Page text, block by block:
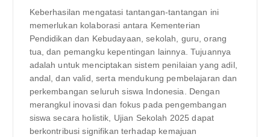
Keberhasilan mengatasi tantangan-tantangan ini
memerlukan kolaborasi antara Kementerian
Pendidikan dan Kebudayaan, sekolah, guru, orang
tua, dan pemangku kepentingan lainnya. Tujuannya
adalah untuk menciptakan sistem penilaian yang adil,
andal, dan valid, serta mendukung pembelajaran dan
perkembangan seluruh siswa Indonesia. Dengan
merangkul inovasi dan fokus pada pengembangan
siswa secara holistik, Ujian Sekolah 2025 dapat
berkontribusi signifikan terhadap kemajuan